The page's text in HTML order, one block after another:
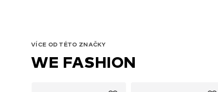
VÍCE OD TÉTO ZNAČKY
WE FASHION